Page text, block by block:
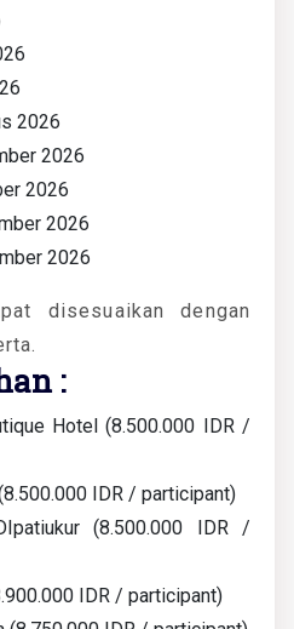
2026
2026
2026
2026
2026
disesuaikan dengan
:
Hotel (8.500.000 IDR /
IDR / participant)
(8.500.000 IDR /
IDR / participant)